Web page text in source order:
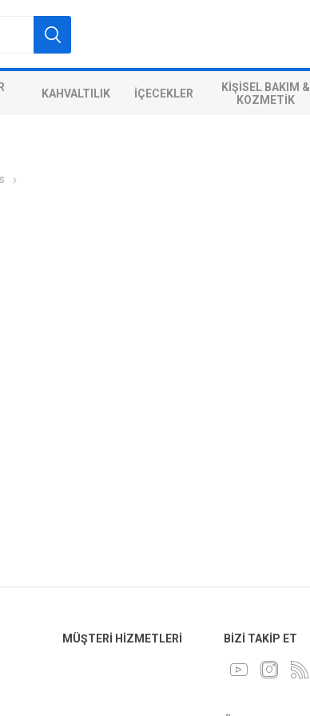
KAHVALTILIK İÇECEKLER
KIŞISEL BAKIM &
KOZMETIK
MÜŞTERI HIZMETLERI BIZI TAKIP ET